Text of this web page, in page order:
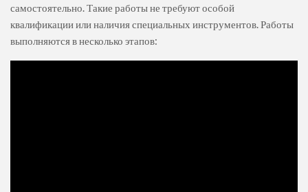
самостоятельно. Такие работы не требуют особой
квалификации или наличия специальных инструментов. Работы
выполняются в несколько этапов: